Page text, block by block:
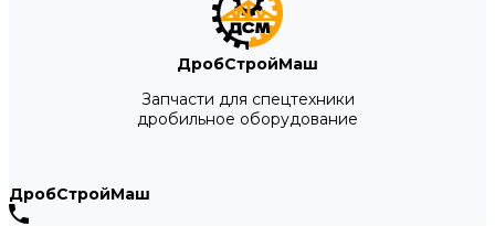
ДробСтройМаш
Запчасти для спецтехники
дробильное оборудование
ДробСтройМаш